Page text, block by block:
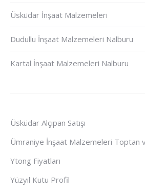
Üsküdar İnşaat Malzemeleri
Dudullu İnşaat Malzemeleri Nalburu
Kartal İnşaat Malzemeleri Nalburu
Üsküdar Alçıpan Satışı
Ümraniye İnşaat Malzemeleri Toptan
Ytong Fiyatları
Yüzyıl Kutu Profil